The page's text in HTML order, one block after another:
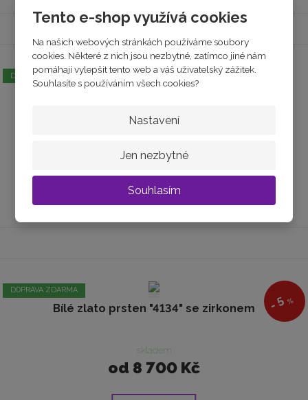
Tento e-shop využívá cookies
Na našich webových stránkách používáme soubory
cookies. Některé z nich jsou nezbytné, zatímco jiné nám
pomáhají vylepšit tento web a váš uživatelský zážitek.
Souhlasíte s používáním všech cookies?
Nastavení
Jen nezbytné
Souhlasím
DOPRAVA ZDARMA
od5 440 Kč
Detail
-
5%
DOPRAVA ZDARMA
Bílé zlato prsten "4134" se zirkonem
skladem
od 8 700 Kč